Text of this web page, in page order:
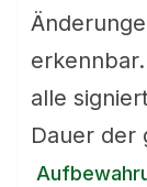
alle
Dauer der